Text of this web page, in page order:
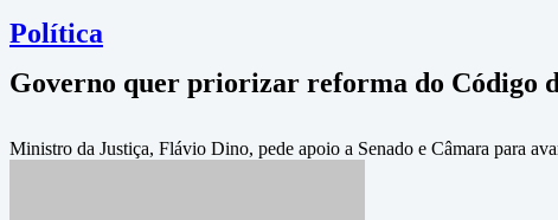
Política
Governo quer priorizar reforma do Código
Ministro da Justiça, Flávio Dino, pede apoio a Senado e Câmara para